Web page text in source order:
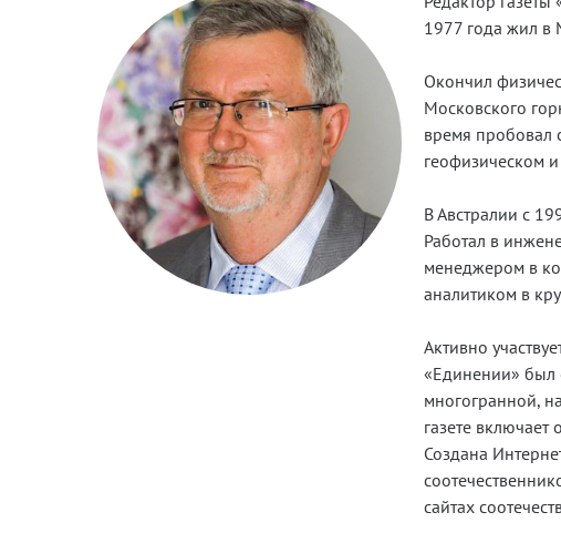
1977 года жил в
Окончил
Московского
время пробовал
геофизическом
В Австралии с
Работал в
менеджером в
аналитиком в
Активно
«Единении» был
многогранной,
газете включает
Создана
сайтах